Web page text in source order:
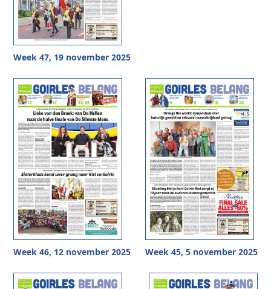
Week 47, 19 november 2025
Week 46, 12 november 2025 Week 45, 5 november 2025